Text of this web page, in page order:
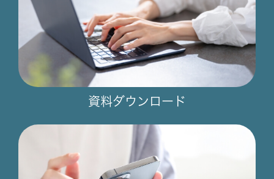
資料ダウンロード